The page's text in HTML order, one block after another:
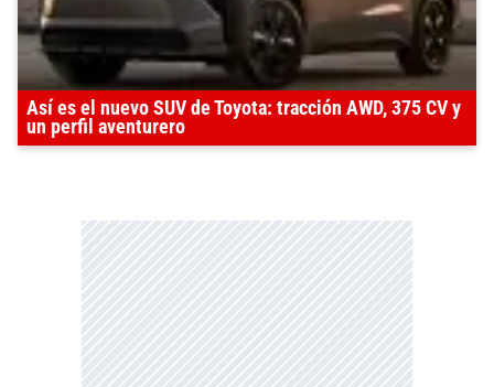
Así es el nuevo SUV de Toyota: tracción AWD, 375 CV y
un perfil aventurero